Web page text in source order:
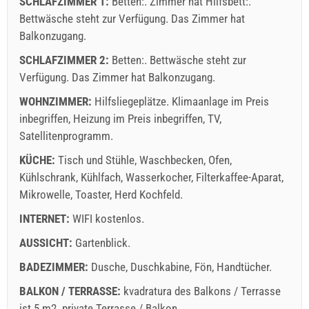
Buchen Sie und warten auf Bestätigung
Wenn Sie nicht sofort buchen möchten und weitere Fragen
haben, füllen Sie diese bitte aus und klicken Sie auf
"Anfrage senden".
Anfrage senden
Bettwäsche steht zur Verfügung. Das Zimmer hat
Balkonzugang.
SCHLAFZIMMER 2: Betten:. Bettwäsche steht zur
Verfügung. Das Zimmer hat Balkonzugang.
WOHNZIMMER: Hilfsliegeplätze. Klimaanlage im Preis
inbegriffen, Heizung im Preis inbegriffen, TV,
Satellitenprogramm.
KÜCHE: Tisch und Stühle, Waschbecken, Ofen,
Kühlschrank, Kühlfach, Wasserkocher, Filterkaffee-Aparat,
Mikrowelle, Toaster, Herd Kochfeld.
INTERNET: WIFI kostenlos.
AUSSICHT: Gartenblick.
BADEZIMMER: Dusche, Duschkabine, Fön, Handtücher.
BALKON / TERRASSE: kvadratura des Balkons / Terrasse